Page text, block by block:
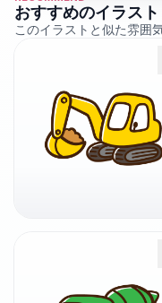
おすすめのイラスト
このイラストと似た雰囲